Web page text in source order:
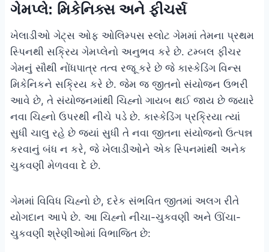
ગેમપ્લે: મિકેનિક્સ અને ફીચર્સ
ખેલાડીઓ ગેટ્સ ઓફ ઓલિમ્પસ સ્લોટ ગેમમાં તેમના પ્રથમ
સ્પિનથી સક્રિય ગેમપ્લેનો અનુભવ કરે છે. ટમ્બલ ફીચર
ગેમનું સૌથી નોંધપાત્ર તત્વ રજૂ કરે છે જે કાસ્કેડિંગ વિન્સ
મિકેનિકને સક્રિય કરે છે. જેમ જ જીતનો સંયોજન ઉભરી
આવે છે, તે સંયોજનમાંથી ચિહ્નો ગાયબ થઈ જાય છે જ્યારે
નવા ચિહ્નો ઉપરથી નીચે પડે છે. કાસ્કેડિંગ પ્રક્રિયા ત્યાં
સુધી ચાલુ રહે છે જ્યાં સુધી તે નવા જીતના સંયોજનો ઉત્પન્ન
કરવાનું બંધ ન કરે, જે ખેલાડીઓને એક સ્પિનમાંથી અનેક
ચુકવણી મેળવવા દે છે.
ગેમમાં વિવિધ ચિહ્નો છે, દરેક સંભવિત જીતમાં અલગ રીતે
યોગદાન આપે છે. આ ચિહ્નો નીચા-ચુકવણી અને ઊંચા-
ચુકવણી શ્રેણીઓમાં વિભાજિત છે: